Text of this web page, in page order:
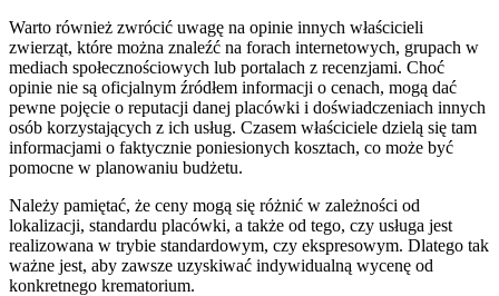
Warto również zwrócić uwagę na opinie innych właścicieli
zwierząt, które można znaleźć na forach internetowych, grupach w
mediach społecznościowych lub portalach z recenzjami. Choć
opinie nie są oficjalnym źródłem informacji o cenach, mogą dać
pewne pojęcie o reputacji danej placówki i doświadczeniach innych
osób korzystających z ich usług. Czasem właściciele dzielą się tam
informacjami o faktycznie poniesionych kosztach, co może być
pomocne w planowaniu budżetu.
Należy pamiętać, że ceny mogą się różnić w zależności od
lokalizacji, standardu placówki, a także od tego, czy usługa jest
realizowana w trybie standardowym, czy ekspresowym. Dlatego tak
ważne jest, aby zawsze uzyskiwać indywidualną wycenę od
konkretnego krematorium.